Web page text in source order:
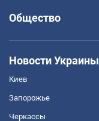
Общество
Новости Украины
Киев
Запорожье
Черкассы